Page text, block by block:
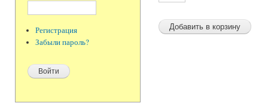
Регистрация
Забыли пароль?